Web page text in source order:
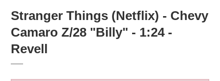
Stranger Things (Netflix) - Chevy
Camaro Z/28 "Billy" - 1:24 -
Revell